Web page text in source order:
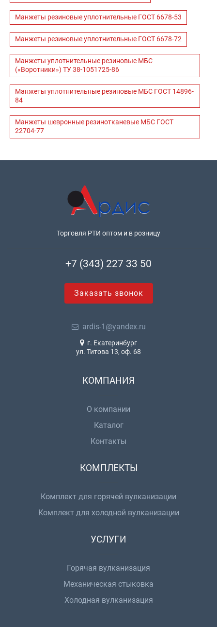
Манжеты резиновые уплотнительные ГОСТ 6678-53
Манжеты резиновые уплотнительные ГОСТ 6678-72
Манжеты уплотнительные резиновые МБС
(«Воротники») ТУ 38-1051725-86
Манжеты уплотнительные резиновые МБС ГОСТ 14896-
84
Манжеты шевронные резинотканевые МБС ГОСТ
22704-77
Торговля РТИ оптом и в розницу
+7 (343) 227 33 50
Заказать звонок
ardis-1@yandex.ru
г. Екатеринбург
ул. Титова 13, оф. 68
КОМПАНИЯ
О компании
Каталог
Контакты
КОМПЛЕКТЫ
Комплект для горячей вулканизации
Комплект для холодной вулканизации
УСЛУГИ
Горячая вулканизация
Механическая стыковка
Холодная вулканизация